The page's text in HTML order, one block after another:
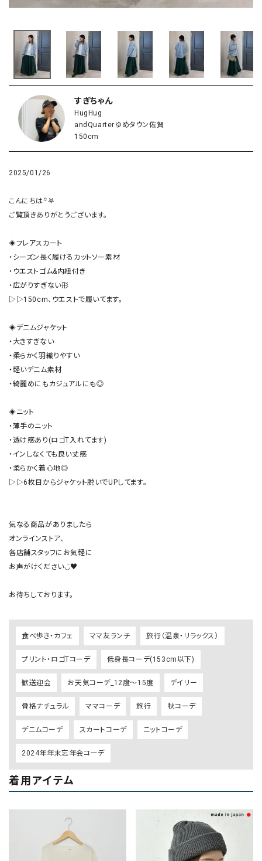
すぎちゃん
HugHug
andQuarterゆめタウン佐賀
150cm
2025/01/26
こんにちは꙳𖤐
ご覧頂きありがとうございます。
◈フレアスカート
・シーズン長く履けるカットソー素材
・ウエストゴム&内紐付き
・広がりすぎない形
▷▷150cm、ウエストで履いてます。
◈デニムジャケット
・大きすぎない
・柔らかく羽織りやすい
・軽いデニム素材
・綺麗めにもカジュアルにも◎
◈ニット
・薄手のニット
・透け感あり(ロゴT入れてます)
・インしなくても良い丈感
・柔らかく着心地◎
▷▷6枚目からジャケット脱いでUPしてます。
気なる商品がありましたら
オンラインストア、
各店舗スタッフにお気軽に
お声がけください◡̈♥︎
食べ歩き・カフェ ママ友ランチ 旅行（温泉・リラックス）
プリント・ロゴTコーデ 低身長コーデ(153cm以下)
歓送迎会 お天気コーデ_12度～15度 デイリー
骨格ナチュラル ママコーデ 旅行 秋コーデ
デニムコーデ スカートコーデ ニットコーデ
2024年年末忘年会コーデ
着用アイテム